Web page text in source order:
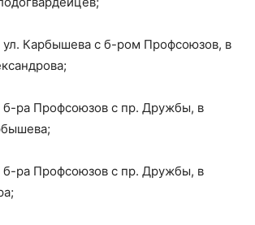
Карбышева с б-ром Профсоюзов, в
ра Профсоюзов с пр. Дружбы, в
ра Профсоюзов с пр. Дружбы, в